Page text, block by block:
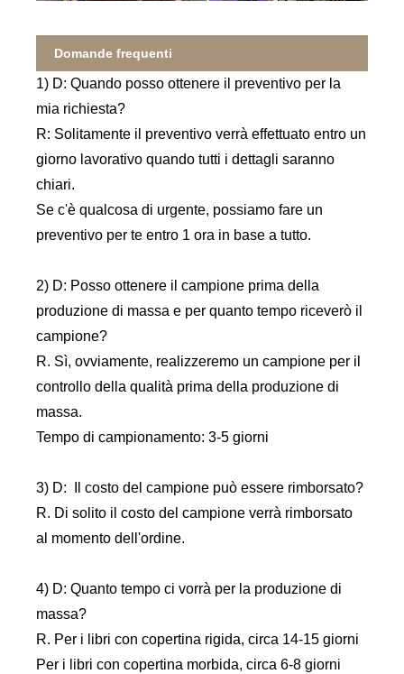
Domande frequenti
1) D: Quando posso ottenere il preventivo per la
mia richiesta?
R: Solitamente il preventivo verrà effettuato entro un
giorno lavorativo quando tutti i dettagli saranno
chiari.
Se c'è qualcosa di urgente, possiamo fare un
preventivo per te entro 1 ora in base a tutto.
2) D: Posso ottenere il campione prima della
produzione di massa e per quanto tempo riceverò il
campione?
R. Sì, ovviamente, realizzeremo un campione per il
controllo della qualità prima della produzione di
massa.
Tempo di campionamento: 3-5 giorni
3) D: Il costo del campione può essere rimborsato?
R. Di solito il costo del campione verrà rimborsato
al momento dell'ordine.
4) D: Quanto tempo ci vorrà per la produzione di
massa?
R. Per i libri con copertina rigida, circa 14-15 giorni
Per i libri con copertina morbida, circa 6-8 giorni